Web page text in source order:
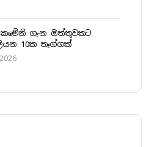
කමේනි ගැන ඔත්තුවකට
10ක තෑග්ගක්